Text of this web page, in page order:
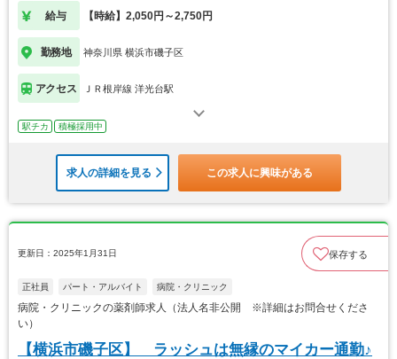
給与 【時給】2,050円～2,750円
勤務地 神奈川県 横浜市磯子区
アクセス ＪＲ根岸線 洋光台駅
駅チカ 積極採用中
求人の詳細を見る この求人に興味がある
更新日：2025年1月31日 保存する
正社員 パート・アルバイト 病院・クリニック
病院・クリニックの薬剤師求人（法人名非公開 ※詳細はお問合せくださ
い）
【横浜市磯子区】 ラッシュは無縁のマイカー通勤♪